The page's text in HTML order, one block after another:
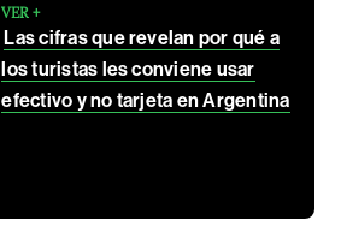
VER +
Las cifras que revelan por qué a
los turistas les conviene usar
efectivo y no tarjeta en Argentina